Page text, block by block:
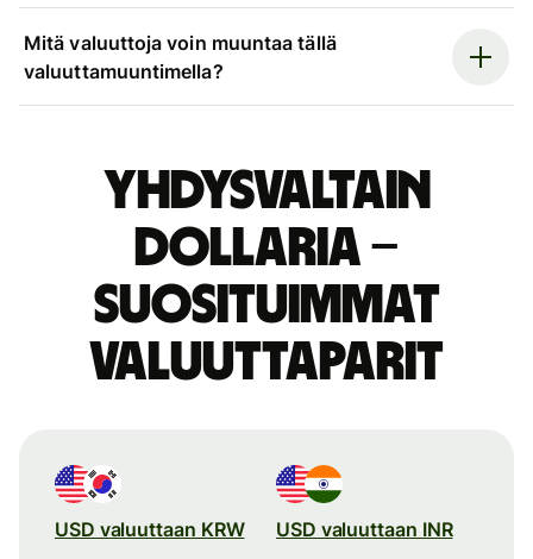
Mitä valuuttoja voin muuntaa tällä
valuuttamuuntimella?
Yhdysvaltain
dollaria –
suosituimmat
valuuttaparit
USD valuuttaan KRW USD valuuttaan INR